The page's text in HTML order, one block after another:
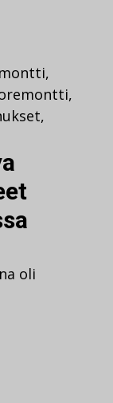
,
,
,
oli